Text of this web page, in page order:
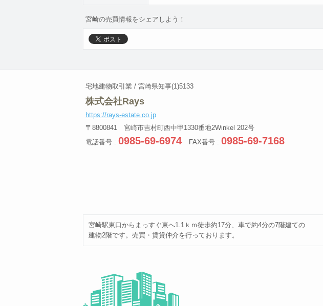
宮崎の売買情報をシェアしよう！
宅地建物取引業 / 宮崎県知事(1)5133
株式会社Rays
https://rays-estate.co.jp
〒8800841 宮崎市吉村町西中甲1330番地2Winkel 202号
電話番号 : 0985-69-6974 FAX番号 : 0985-69-7168
宮崎駅東口からまっすぐ東へ1.1ｋｍ徒歩約17分、車で約4分の7階建ての
建物2階です。売買・賃貸仲介を行っております。